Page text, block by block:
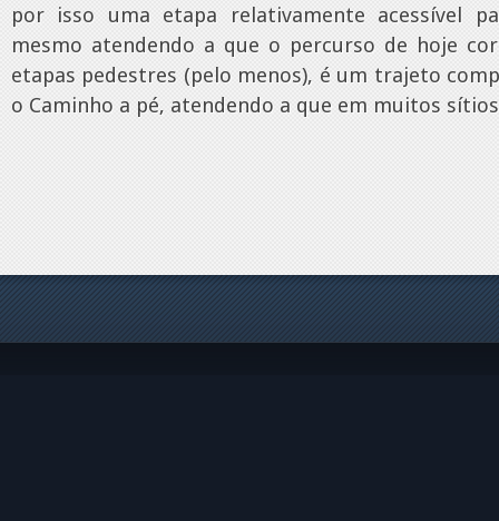
por isso uma etapa relativamente acessível
mesmo atendendo a que o percurso de hoje
etapas pedestres (pelo menos), é um trajeto
o Caminho a pé, atendendo a que em muitos